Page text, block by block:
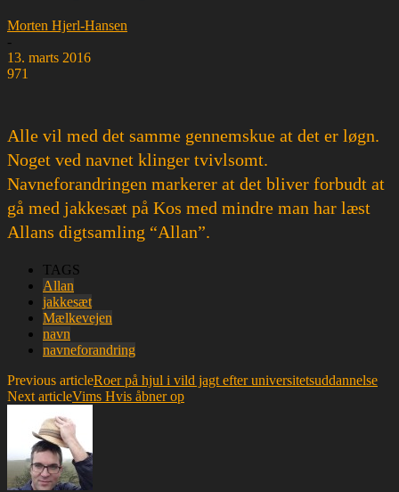
Morten Hjerl-Hansen
-
13. marts 2016
971
Alle vil med det samme gennemskue at det er løgn.
Noget ved navnet klinger tvivlsomt.
Navneforandringen markerer at det bliver forbudt at
gå med jakkesæt på Kos med mindre man har læst
Allans digtsamling “Allan”.
TAGS
Allan
jakkesæt
Mælkevejen
navn
navneforandring
Previous articleRoer på hjul i vild jagt efter universitetsuddannelse
Next articleVims Hvis åbner op